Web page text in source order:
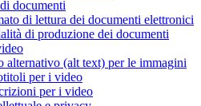
documenti
di lettura dei documenti elettronici
di produzione dei documenti
alternativo (alt text) per le immagini
per i video
per i video